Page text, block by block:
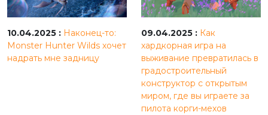
10.04.2025 : Наконец-то:
Monster Hunter Wilds хочет
надрать мне задницу
09.04.2025 : Как
хардкорная игра на
выживание превратилась в
градостроительный
конструктор с открытым
миром, где вы играете за
пилота корги-мехов